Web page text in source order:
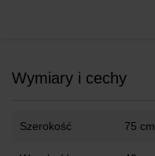
Wymiary i cechy
Szerokość 75 cm